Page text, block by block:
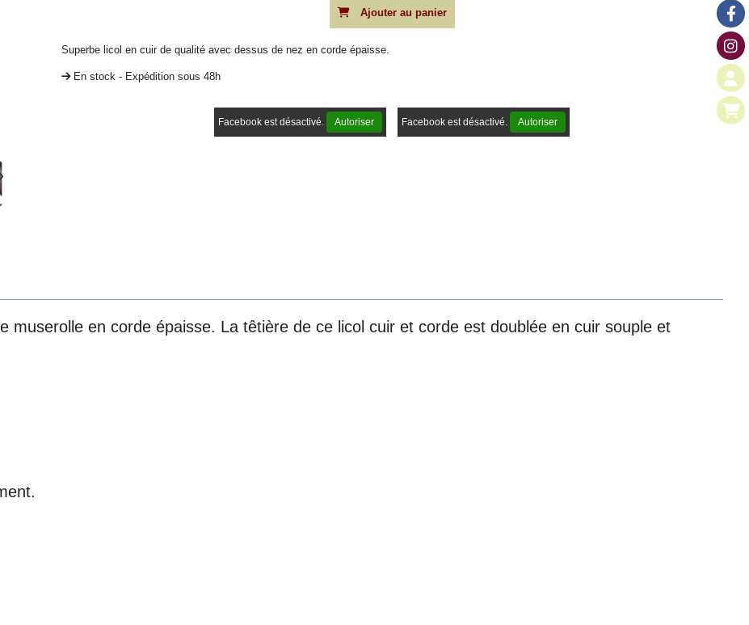
Ajouter au panier
Superbe licol en cuir de qualité avec dessus de nez en corde épaisse.
En stock - Expédition sous 48h
Facebook est désactivé. Autoriser Facebook est désactivé. Autoriser
muserolle en corde épaisse. La têtière de ce licol cuir et corde est doublée en cuir souple et